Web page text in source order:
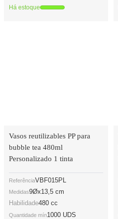
Há estoque
Vasos reutilizables PP para
bubble tea 480ml
Personalizado 1 tinta
ReferênciaVBF015PL
Medidas9Øx13,5 cm
Habilidade480 cc
Quantidade mín1000 UDS